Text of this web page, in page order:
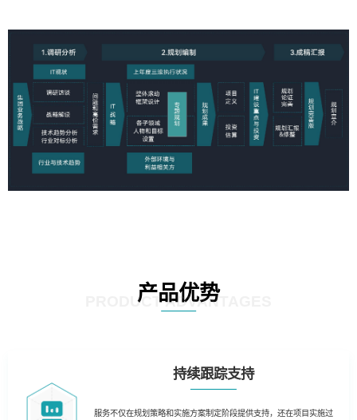
产品优势
PRODUCT ADVANTAGES
持续跟踪支持
服务不仅在规划策略和实施方案制定阶段提供支持，还在项目实施过